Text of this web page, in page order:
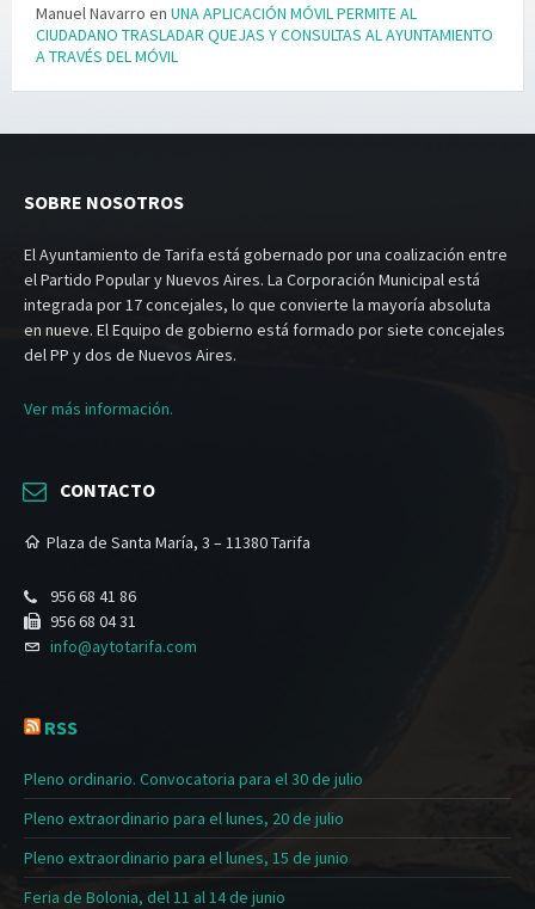
Manuel Navarro en UNA APLICACIÓN MÓVIL PERMITE AL
CIUDADANO TRASLADAR QUEJAS Y CONSULTAS AL AYUNTAMIENTO
A TRAVÉS DEL MÓVIL
SOBRE NOSOTROS
El Ayuntamiento de Tarifa está gobernado por una coalización entre
el Partido Popular y Nuevos Aires. La Corporación Municipal está
integrada por 17 concejales, lo que convierte la mayoría absoluta
en nueve. El Equipo de gobierno está formado por siete concejales
del PP y dos de Nuevos Aires.
Ver más información.
CONTACTO
Plaza de Santa María, 3 – 11380 Tarifa
956 68 41 86
956 68 04 31
info@aytotarifa.com
RSS
Pleno ordinario. Convocatoria para el 30 de julio
Pleno extraordinario para el lunes, 20 de julio
Pleno extraordinario para el lunes, 15 de junio
Feria de Bolonia, del 11 al 14 de junio